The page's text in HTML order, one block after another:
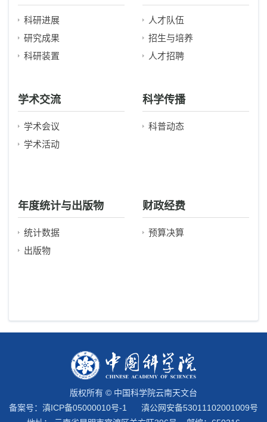
科研进展
研究成果
科研装置
人才队伍
招生与培养
人才招聘
学术交流
学术会议
学术活动
科学传播
科普动态
年度统计与出版物
统计数据
出版物
财政经费
预算决算
版权所有 © 中国科学院云南天文台
备案号： 滇ICP备05000010号-1
滇公网安备53011102001009号